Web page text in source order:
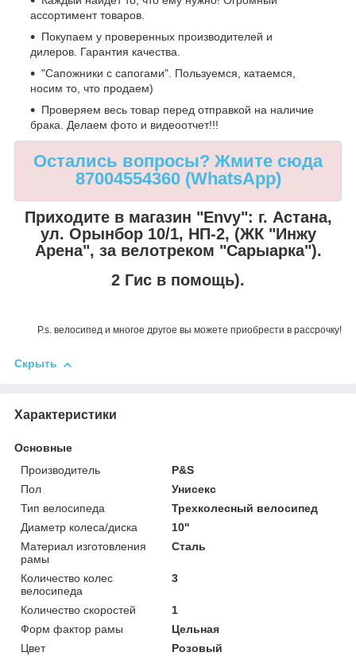
ассортимент товаров.
Покупаем у проверенных производителей и
дилеров. Гарантия качества.
"Сапожники с сапогами". Пользуемся, катаемся,
носим то, что продаем)
Проверяем весь товар перед отправкой на наличие
брака. Делаем фото и видеоотчет!!!
Остались вопросы? Жмите сюда
87004554360 (WhatsApp)
Приходите в магазин "Envy": г. Астана,
ул. Орынбор 10/1, НП-2, (ЖК "Инжу
Арена", за велотреком "Сарыарка").
2 Гис в помощь).
P.s. велосипед и многое другое вы можете приобрести в рассрочку!
Скрыть
Характеристики
Основные
Производитель
P&S
Пол
Унисекс
Тип велосипеда
Трехколесный велосипед
Диаметр колеса/диска
10"
Материал изготовления
рамы
Сталь
Количество колес
велосипеда
3
Количество скоростей
1
Форм фактор рамы
Цельная
Цвет
Розовый